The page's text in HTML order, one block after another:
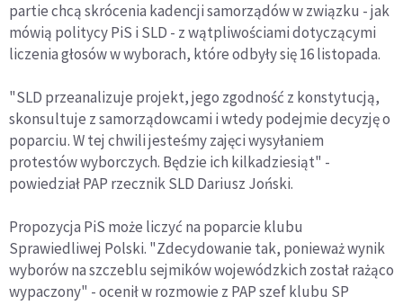
partie chcą skrócenia kadencji samorządów w związku - jak
mówią politycy PiS i SLD - z wątpliwościami dotyczącymi
liczenia głosów w wyborach, które odbyły się 16 listopada.
"SLD przeanalizuje projekt, jego zgodność z konstytucją,
skonsultuje z samorządowcami i wtedy podejmie decyzję o
poparciu. W tej chwili jesteśmy zajęci wysyłaniem
protestów wyborczych. Będzie ich kilkadziesiąt" -
powiedział PAP rzecznik SLD Dariusz Joński.
Propozycja PiS może liczyć na poparcie klubu
Sprawiedliwej Polski. "Zdecydowanie tak, ponieważ wynik
wyborów na szczeblu sejmików wojewódzkich został rażąco
wypaczony" - ocenił w rozmowie z PAP szef klubu SP